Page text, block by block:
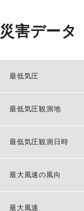
災害データ
最低気圧
最低気圧観測地
最低気圧観測日時
最大風速の風向
最大風速